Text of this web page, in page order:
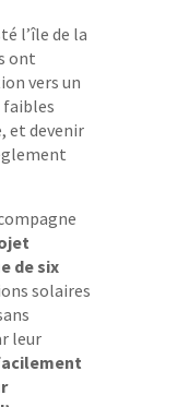
l’île de la
ont
vers un
faibles
et devenir
de six
solaires
leur